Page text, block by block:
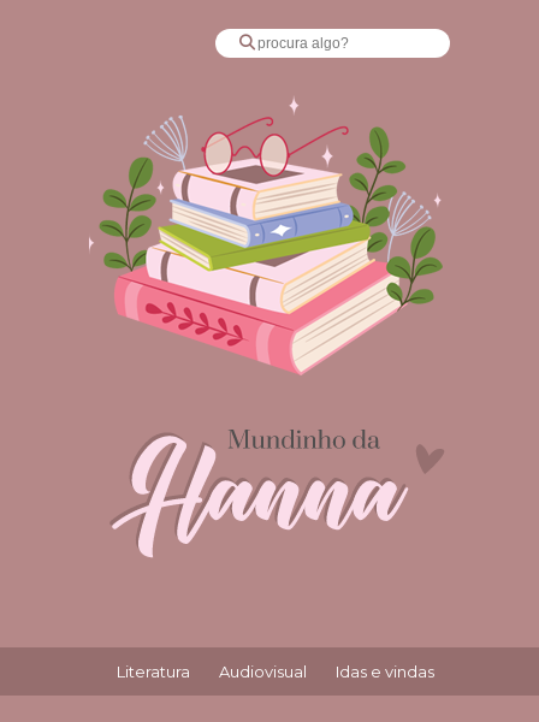
Literatura Audiovisual Idas e vindas